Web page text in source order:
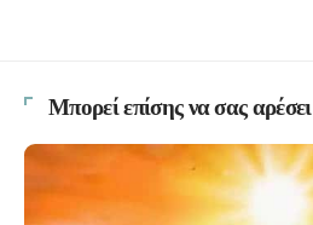
Μπορεί επίσης να σας αρέσει